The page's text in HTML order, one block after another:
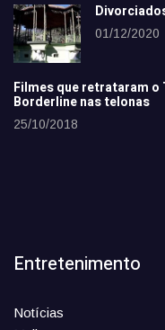
01/12/2020
Filmes que retrataram
Borderline nas telonas
25/10/2018
Entretenimento
Notícias